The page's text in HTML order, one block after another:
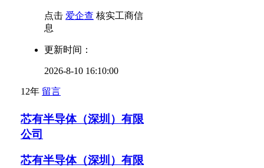
点击 爱企查 核实工商信
息
更新时间：
2026-8-10 16:10:00
12年 留言
芯有半导体（深圳）有限
公司
芯有半导体（深圳）有限